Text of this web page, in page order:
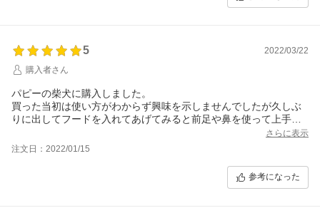
5
2022/03/22
購入者さん
パピーの柴犬に購入しました。
買った当初は使い方がわからず興味を示しませんでしたが久しぶ
りに出してフードを入れてあげてみると前足や鼻を使って上手に
ただ上手になり過ぎてすぐ終わってしまいます(^^;)
さらに表示
注文日：2022/01/15
参考になった